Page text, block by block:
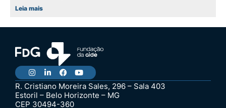
Leia mais
R. Cristiano Moreira Sales, 296 – Sala 403
Estoril – Belo Horizonte – MG
CEP 30494-360